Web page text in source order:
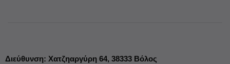
Διεύθυνση: Χατζηαργύρη 64, 38333 Βόλος